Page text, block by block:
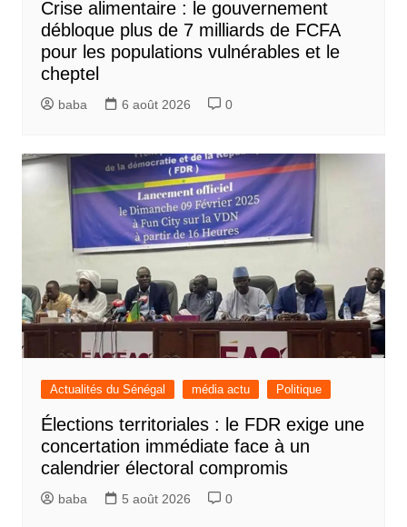
Crise alimentaire : le gouvernement
débloque plus de 7 milliards de FCFA
pour les populations vulnérables et le
cheptel
baba 6 août 2026 0
Actualités du Sénégal média actu Politique
Élections territoriales : le FDR exige une
concertation immédiate face à un
calendrier électoral compromis
baba 5 août 2026 0